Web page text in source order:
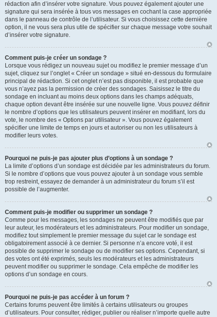
rédaction afin d’insérer votre signature. Vous pouvez également ajouter une
signature qui sera insérée à tous vos messages en cochant la case appropriée
dans le panneau de contrôle de l’utilisateur. Si vous choisissez cette dernière
option, il ne vous sera plus utile de spécifier sur chaque message votre souhait
d’insérer votre signature.
Comment puis-je créer un sondage ?
Lorsque vous rédigez un nouveau sujet ou modifiez le premier message d’un
sujet, cliquez sur l’onglet « Créer un sondage » situé en-dessous du formulaire
principal de rédaction. Si cet onglet n’est pas disponible, il est probable que
vous n’ayez pas la permission de créer des sondages. Saisissez le titre du
sondage en incluant au moins deux options dans les champs adéquats,
chaque option devant être insérée sur une nouvelle ligne. Vous pouvez définir
le nombre d’options que les utilisateurs peuvent insérer en modifiant, lors du
vote, le nombre des « Options par utilisateur ». Vous pouvez également
spécifier une limite de temps en jours et autoriser ou non les utilisateurs à
modifier leurs votes.
Pourquoi ne puis-je pas ajouter plus d’options à un sondage ?
La limite d’options d’un sondage est décidée par les administrateurs du forum.
Si le nombre d’options que vous pouvez ajouter à un sondage vous semble
trop restreint, essayez de demander à un administrateur du forum s’il est
possible de l’augmenter.
Comment puis-je modifier ou supprimer un sondage ?
Comme pour les messages, les sondages ne peuvent être modifiés que par
leur auteur, les modérateurs et les administrateurs. Pour modifier un sondage,
modifiez tout simplement le premier message du sujet car le sondage est
obligatoirement associé à ce dernier. Si personne n’a encore voté, il est
possible de supprimer le sondage ou de modifier ses options. Cependant, si
des votes ont été exprimés, seuls les modérateurs et les administrateurs
peuvent modifier ou supprimer le sondage. Cela empêche de modifier les
options d’un sondage en cours.
Pourquoi ne puis-je pas accéder à un forum ?
Certains forums peuvent être limités à certains utilisateurs ou groupes
d’utilisateurs. Pour consulter, rédiger, publier ou réaliser n’importe quelle autre